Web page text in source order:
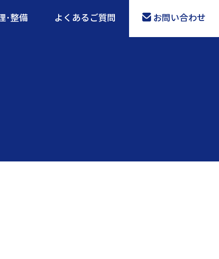
･整備 よくあるご質問 お問い合わせ